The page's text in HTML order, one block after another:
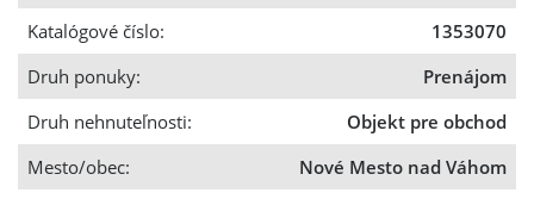
Katalógové číslo:
1353070
Druh ponuky:
Prenájom
Druh nehnuteľnosti:
Objekt pre obchod
Mesto/obec:
Nové Mesto nad Váhom